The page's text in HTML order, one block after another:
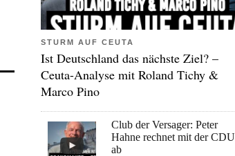
STURM AUF CEUTA
Ist Deutschland das nächste Ziel? –
Ceuta-Analyse mit Roland Tichy &
Marco Pino
Club der Versager: Peter
Hahne rechnet mit der CDU
ab